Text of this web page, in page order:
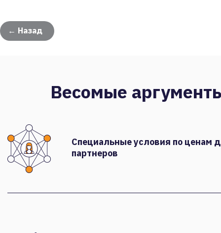
← Назад
Весомые
Специальные условия по ценам
партнеров